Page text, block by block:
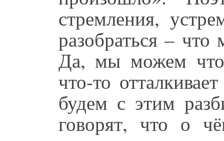
стремления,
разобраться –
Да, мы можем
что-то
будем с этим
говорят, что о